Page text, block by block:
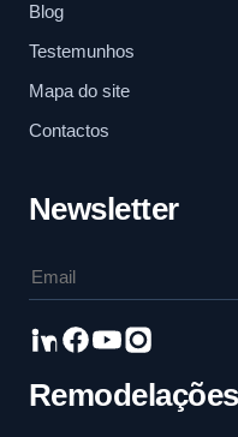
Blog
Testemunhos
Mapa do site
Contactos
Newsletter
Remodelações